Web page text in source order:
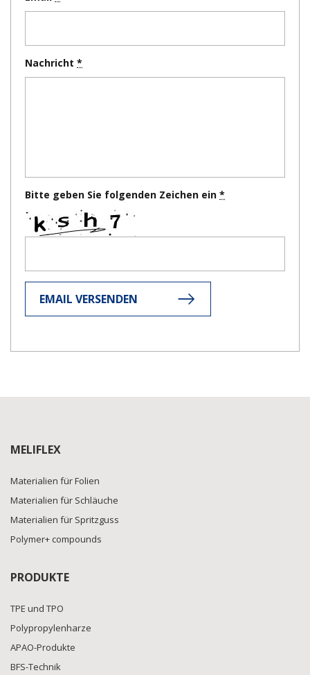
Nachricht
Bitte geben Sie folgenden Zeichen ein
EMAIL VERSENDEN
MELIFLEX
Materialien für Folien
Materialien für Schläuche
Materialien für Spritzguss
Polymer+ compounds
PRODUKTE
TPE und TPO
Polypropylenharze
APAO-Produkte
BFS-Technik